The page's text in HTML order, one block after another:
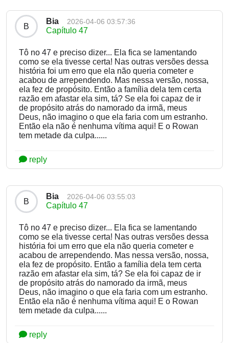
B
Bia 2026-04-06 03:57:36
Capítulo 47
Tô no 47 e preciso dizer... Ela fica se lamentando
como se ela tivesse certa! Nas outras versões dessa
história foi um erro que ela não queria cometer e
acabou de arrependendo. Mas nessa versão, nossa,
ela fez de propósito. Então a família dela tem certa
razão em afastar ela sim, tá? Se ela foi capaz de ir
de propósito atrás do namorado da irmã, meus
Deus, não imagino o que ela faria com um estranho.
Então ela não é nenhuma vítima aqui! E o Rowan
tem metade da culpa......
reply
B
Bia 2026-04-06 03:55:03
Capítulo 47
Tô no 47 e preciso dizer... Ela fica se lamentando
como se ela tivesse certa! Nas outras versões dessa
história foi um erro que ela não queria cometer e
acabou de arrependendo. Mas nessa versão, nossa,
ela fez de propósito. Então a família dela tem certa
razão em afastar ela sim, tá? Se ela foi capaz de ir
de propósito atrás do namorado da irmã, meus
Deus, não imagino o que ela faria com um estranho.
Então ela não é nenhuma vítima aqui! E o Rowan
tem metade da culpa......
reply